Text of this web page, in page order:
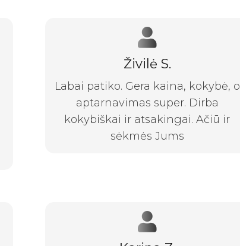
Živilė S.
Labai patiko. Gera kaina, kokybė, o
aptarnavimas super. Dirba
kokybiškai ir atsakingai. Ačiū ir
sėkmės Jums